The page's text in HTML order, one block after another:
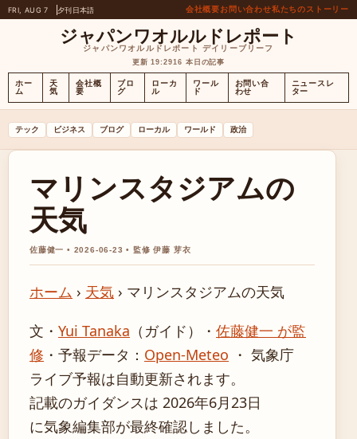
FRI, AUG 7 夕刊日本語 会社概要お問い合わせ私たちのストーリー
ジャパンワオルルドレポート
ジャパンワオルルドレポート デイリーブリーフ
更新 19:2916 本日の記事
ホー
ム
天
気
会社概
要
ブロ
グ
ローカ
ル
ワール
ド
お問い合
わせ
ニュースレ
ター
テック ビジネス ブログ ローカル ワールド 政治
マリンスタジアムの
天気
佐藤健一 • 2026-06-23 • 監修 伊藤 芽衣
ホーム › 天気 › マリンスタジアムの天気
文・ Yui Tanaka （ガイド） ・ 佐藤健一 が監
修 ・ 予報データ： Open-Meteo ・ 気象庁
ライブ予報は自動更新されます。
記載のガイダンスは 2026年6月23日
に気象編集部が最終確認しました。